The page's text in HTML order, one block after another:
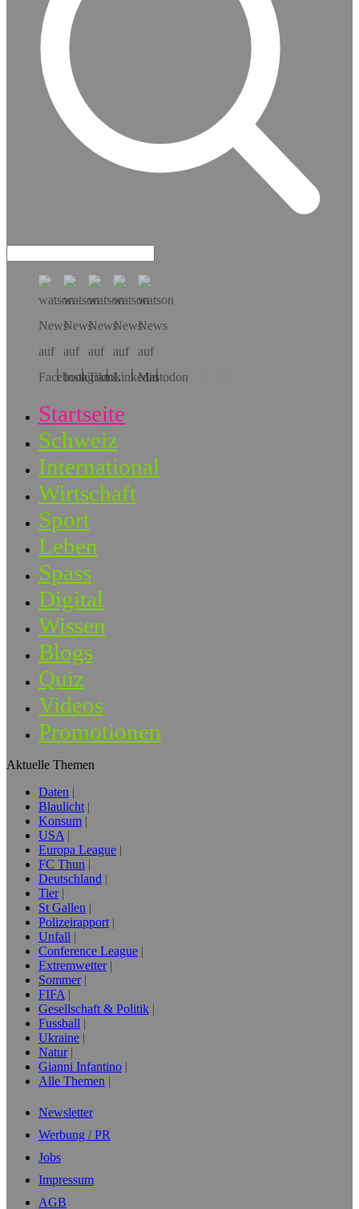
Hol dir die App!
Startseite
Schweiz
International
Wirtschaft
Sport
Leben
Spass
Digital
Wissen
Blogs
Quiz
Videos
Promotionen
Aktuelle Themen
Daten
Blaulicht
Konsum
USA
Europa League
FC Thun
Deutschland
Tier
St Gallen
Polizeirapport
Unfall
Conference League
Extremwetter
Sommer
FIFA
Gesellschaft & Politik
Fussball
Ukraine
Natur
Gianni Infantino
Alle Themen
Newsletter
Werbung / PR
Jobs
Impressum
AGB